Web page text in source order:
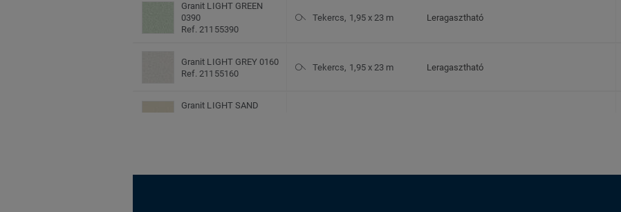
Granit LIGHT GREEN
0390
Ref. 21155390
Tekercs, 1,95 x 23 m Leragasztható
Granit LIGHT GREY 0160
Ref. 21155160
Tekercs, 1,95 x 23 m Leragasztható
Granit LIGHT SAND
Ref. 21155412